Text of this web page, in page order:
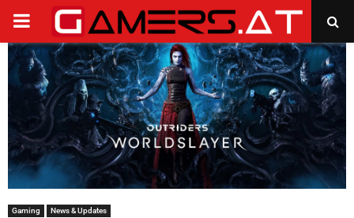
PRIMARY
MENU
Gaming News & Updates